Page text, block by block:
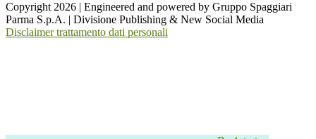
Copyright 2026 | Engineered and powered by Gruppo Spaggiari
Parma S.p.A. | Divisione Publishing & New Social Media
Disclaimer trattamento dati personali